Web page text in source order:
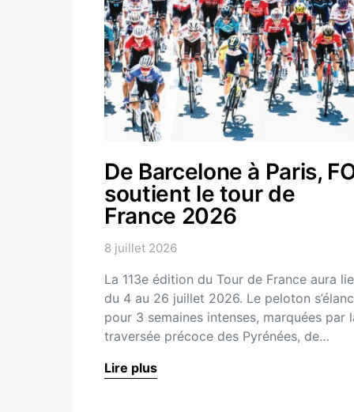
De Barcelone à Paris,
soutient le tour de
France 2026
8 juillet 2026
La 113e édition du Tour de France aura
du 4 au 26 juillet 2026. Le peloton
pour 3 semaines intenses, marquées par
traversée précoce des Pyrénées, de…
Lire plus